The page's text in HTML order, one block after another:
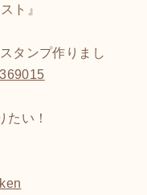
ト』
タンプ作りまし
たい！